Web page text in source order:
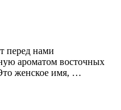
перед нами
ароматом восточных
женское имя, …